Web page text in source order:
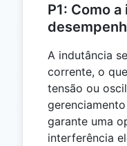
P1: Como
A indutância
corrente, o
tensão ou
garante uma
interferência